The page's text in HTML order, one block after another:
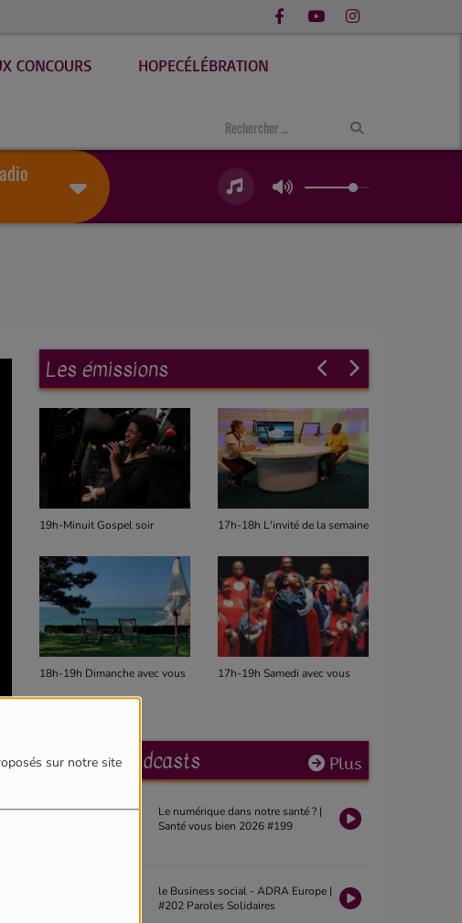
sur notre site
CONCOURS HOPECÉLÉBRATION
Les émissions
19h-Minuit Gospel soir
18h-19h Dimanche avec vous
17h-18h L'invité de la semaine
17h-19h Samedi avec vous
Plus
Derniers podcasts
Le numérique dans notre santé ? |
Santé vous bien 2026 #199
le Business social - ADRA Europe |
#202 Paroles Solidaires